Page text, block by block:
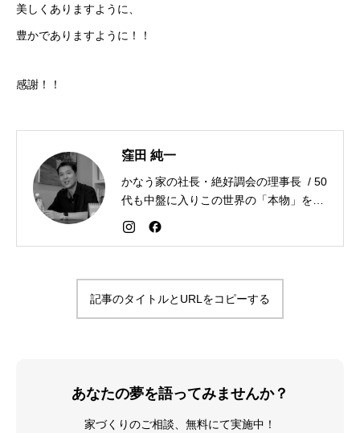
美しくありますように、
豊かでありますように！！
感謝！！
窪田 純一
かなう家の社長・絶好調会の理事長 / 50
代も中盤に入りこの世界の「本物」を追
求しながら「感謝が人生を変える」こと
を広める生き方を目指している。好きな
記事のタイトルとURLをコピーする
あなたの夢を語ってみませんか？
家づくりのご相談、無料にて実施中！